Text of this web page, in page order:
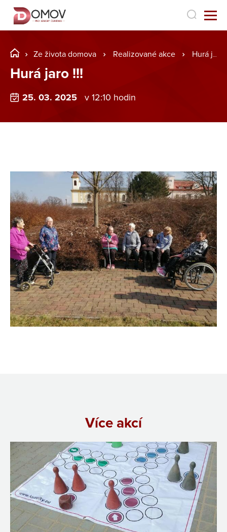
Ze života domova Realizované akce Hurá jaro !!!
Hurá jaro !!!
25. 03. 2025 v 12:10 hodin
Více akcí